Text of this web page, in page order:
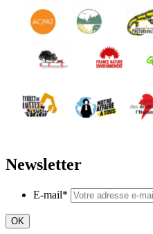
Newsletter
E-mail*